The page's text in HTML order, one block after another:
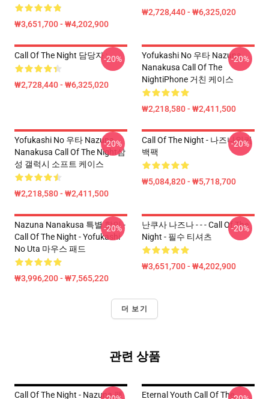
₩3,651,700 - ₩4,202,900
₩2,728,440 - ₩6,325,020
Call Of The Night 담당자 :
₩2,728,440 - ₩6,325,020
-20%
Yofukashi No 우타 Nazuna
Nanakusa Call Of The
NightiPhone 거친 케이스
₩2,218,580 - ₩2,411,500
-20%
Yofukashi No 우타 Nazuna
Nanakusa Call Of The Night삼
성 갤럭시 소프트 케이스
₩2,218,580 - ₩2,411,500
-20%
Call Of The Night - 나즈나워커
백팩
₩5,084,820 - ₩5,718,700
-20%
Nazuna Nanakusa 특별 할인 -
Call Of The Night - Yofukashi
No Uta 마우스 패드
₩3,996,200 - ₩7,565,220
-20%
난쿠사 나즈나 - - - Call Of The
Night - 필수 티셔츠
₩3,651,700 - ₩4,202,900
-20%
더 보기
관련 상품
Call Of The Night - Nazuna 팩
Eternal Youth Call Of The